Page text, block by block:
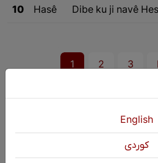
10 Hasê Dibe ku ji navê
1 2 3
English
كوردی